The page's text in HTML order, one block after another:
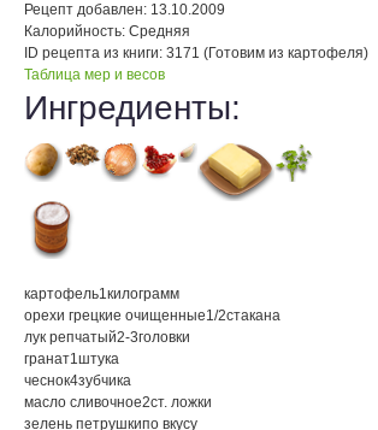
Рецепт добавлен: 13.10.2009
Калорийность: Средняя
ID рецепта из книги: 3171 (Готовим из картофеля)
Таблица мер и весов
Ингредиенты:
картофель1килограмм
орехи грецкие очищенные1/2стакана
лук репчатый2-3головки
гранат1штука
чеснок4зубчика
масло сливочное2ст. ложки
зелень петрушкипо вкусу